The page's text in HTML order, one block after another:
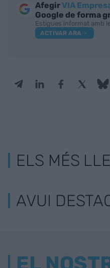
AfegirVIA
Google de forma
Estigues informat amb
ACTIVAR ARA
ELS MÉS
AVUI